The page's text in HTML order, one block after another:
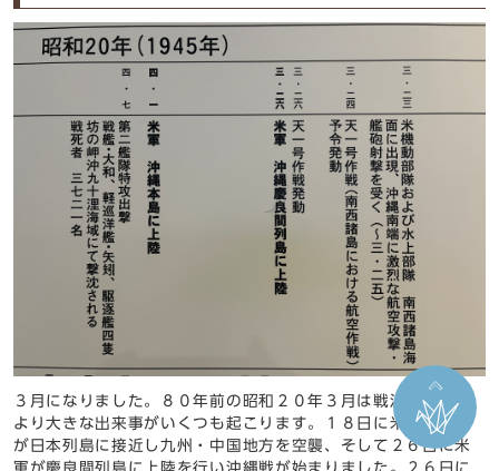
３月になりました。８０年前の昭和２０年３月は戦況の悪化に
より大きな出来事がいくつも起こります。１８日に米機動部隊
が日本列島に接近し九州・中国地方を空襲、そして２６日に米